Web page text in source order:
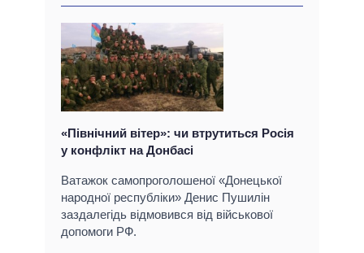
«Північний вітер»: чи втрутиться Росія
у конфлікт на Донбасі
Ватажок самопроголошеної «Донецької
народної республіки» Денис Пушилін
заздалегідь відмовився від військової
допомоги РФ.